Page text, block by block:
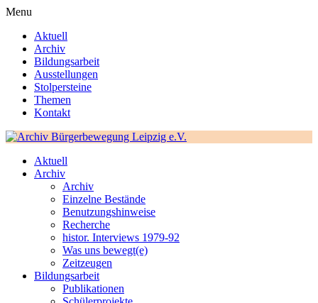
Menu
Aktuell
Archiv
Bildungsarbeit
Ausstellungen
Stolpersteine
Themen
Kontakt
Aktuell
Archiv
Archiv
Einzelne Bestände
Benutzungshinweise
Recherche
histor. Interviews 1979-92
Was uns bewegt(e)
Zeitzeugen
Bildungsarbeit
Publikationen